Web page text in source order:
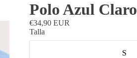
Polo Azul Claro
€34,90 EUR
Talla
S